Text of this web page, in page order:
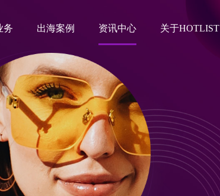
务 出海案例 资讯中心 关于HOTLIST